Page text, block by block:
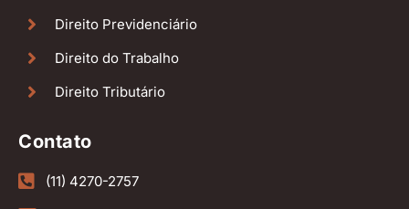
Direito Previdenciário
Direito do Trabalho
Direito Tributário
Contato
(11) 4270-2757